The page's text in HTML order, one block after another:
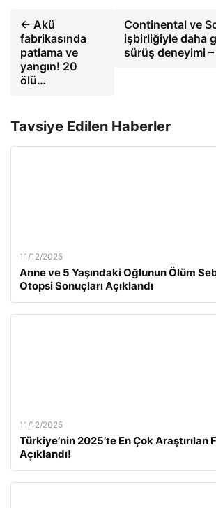
← Akü
fabrikasında
patlama ve
yangın! 20
ölü…
Continental ve
işbirliğiyle daha
sürüş deneyimi
Tavsiye Edilen Haberler
11/12/2025
Anne ve 5 Yaşındaki Oğlunun Ölüm
Otopsi Sonuçları Açıklandı
11/12/2025
Türkiye’nin 2025’te En Çok Araştırılan
Açıklandı!